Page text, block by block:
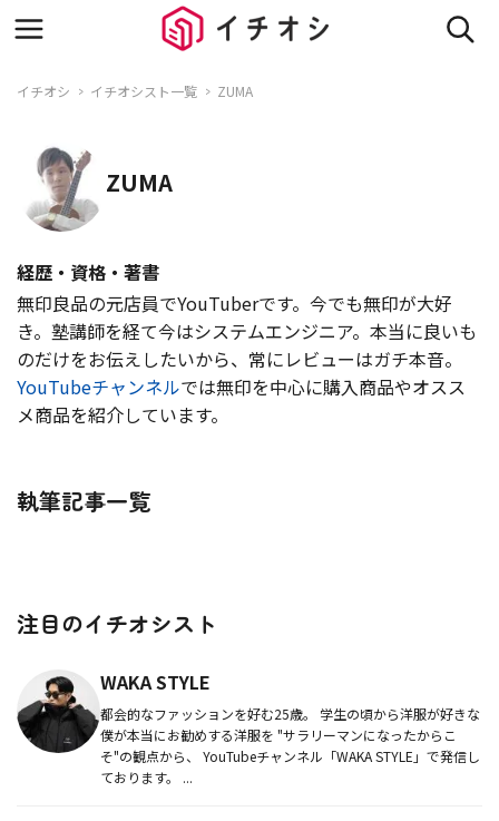
イチオシ イチオシスト一覧 ZUMA
ZUMA
経歴・資格・著書
無印良品の元店員でYouTuberです。今でも無印が大好
き。塾講師を経て今はシステムエンジニア。本当に良いも
のだけをお伝えしたいから、常にレビューはガチ本音。
YouTubeチャンネルでは無印を中心に購入商品やオスス
メ商品を紹介しています。
執筆記事一覧
注目のイチオシスト
WAKA STYLE
都会的なファッションを好む25歳。 学生の頃から洋服が好きな
僕が本当にお勧めする洋服を "サラリーマンになったからこ
そ"の観点から、 YouTubeチャンネル「WAKA STYLE」で発信し
ております。 ...